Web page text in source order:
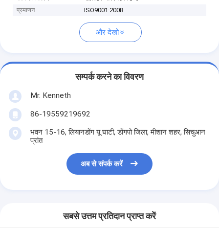
प्रमाणन
ISO9001:2008
और देखो
सम्पर्क करने का विवरण
Mr. Kenneth
86-19559219692
भवन 15-16, लियानडोंग यू घाटी, डोंगपो जिला, मीशान शहर, सिचुआन
प्रांत
अब से संपर्क करें
सबसे उत्तम प्रतिदान प्राप्त करें